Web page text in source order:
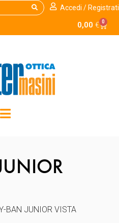
Accedi / Registrati
0,00 € 0
BAN JUNIOR VISTA